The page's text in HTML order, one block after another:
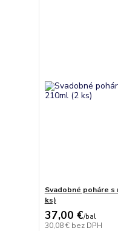
Svadobné poháre s
ks)
37,00 €/bal
30,08 € bez DPH